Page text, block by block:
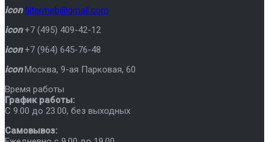
icon filtermeb@gmail.com
icon +7 (495) 409-42-12
icon +7 (964) 645-76-48
icon Москва, 9-ая Парковая, 60
Время работы
График работы:
C 9.00 до 23.00, без выходных
Самовывоз: